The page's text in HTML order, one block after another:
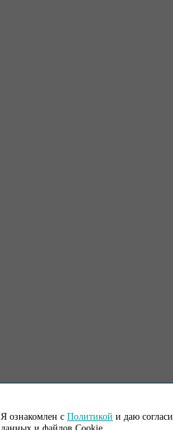
Я ознакомлен с Политикой и даю